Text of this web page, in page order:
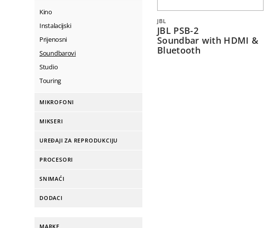
Kino
Instalacijski
Prijenosni
Soundbarovi
Studio
Touring
MIKROFONI
MIKSERI
UREĐAJI ZA REPRODUKCIJU
PROCESORI
SNIMAĆI
DODACI
MARKE
JBL
JBL PSB-2
Soundbar with HDMI &
Bluetooth